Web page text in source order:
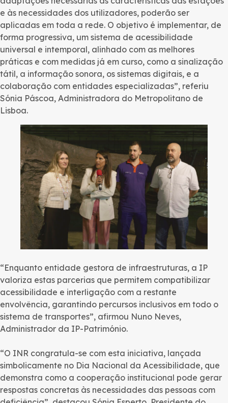
e às necessidades dos utilizadores, poderão ser
aplicadas em toda a rede. O objetivo é implementar, de
forma progressiva, um sistema de acessibilidade
universal e intemporal, alinhado com as melhores
práticas e com medidas já em curso, como a sinalização
tátil, a informação sonora, os sistemas digitais, e a
colaboração com entidades especializadas”, referiu
Sónia Páscoa, Administradora do Metropolitano de
Lisboa.
“Enquanto entidade gestora de infraestruturas, a IP
valoriza estas parcerias que permitem compatibilizar
acessibilidade e interligação com a restante
envolvência, garantindo percursos inclusivos em todo o
sistema de transportes”, afirmou Nuno Neves,
Administrador da IP-Património.
“O INR congratula-se com esta iniciativa, lançada
simbolicamente no Dia Nacional da Acessibilidade, que
demonstra como a cooperação institucional pode gerar
respostas concretas às necessidades das pessoas com